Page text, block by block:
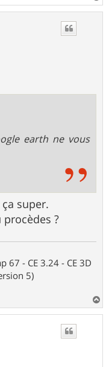
a
earth ne vous
super.
?
67 - CE 3.24 - CE 3D
5)
a